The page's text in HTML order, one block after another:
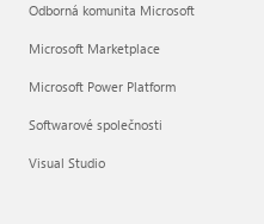
Odborná komunita Microsoft
Microsoft Marketplace
Microsoft Power Platform
Softwarové společnosti
Visual Studio